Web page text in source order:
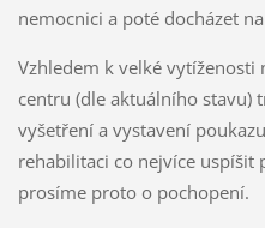
nemocnici a poté docházet
Vzhledem k velké vytíženosti
centru (dle aktuálního stavu)
vyšetření a vystavení
rehabilitaci co nejvíce uspíšit
prosíme proto o pochopení.